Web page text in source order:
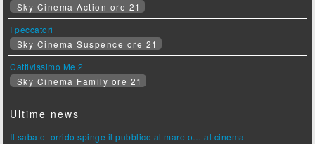
Sky Cinema Action ore 21
I peccatori
Sky Cinema Suspence ore 21
Cattivissimo Me 2
Sky Cinema Family ore 21
Ultime news
Il sabato torrido spinge il pubblico al mare o… al cinema